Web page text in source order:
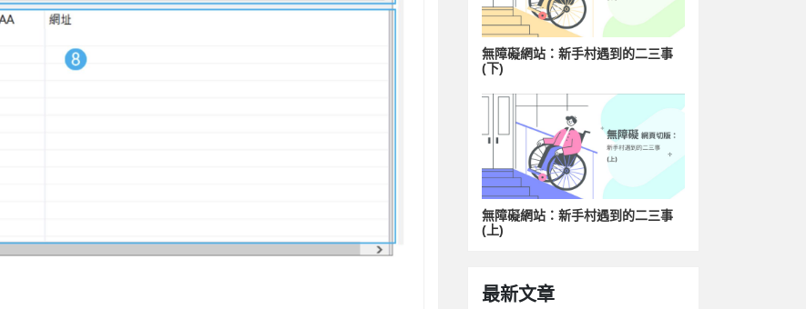
無障礙網站：新手村遇到的二三事
(下)
無障礙網站：新手村遇到的二三事
(上)
最新文章